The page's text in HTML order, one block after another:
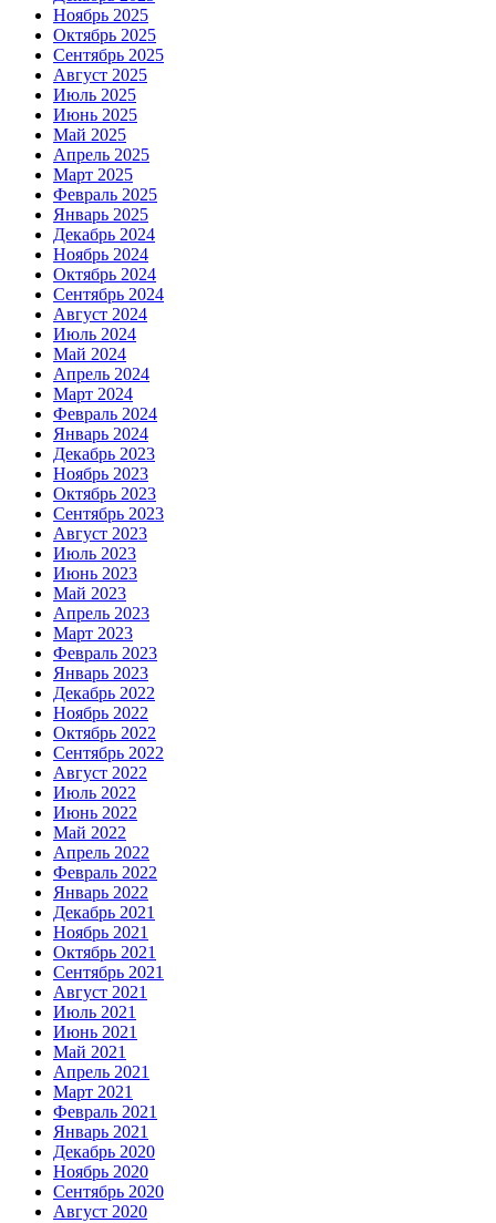
Ноябрь 2025
Октябрь 2025
Сентябрь 2025
Август 2025
Июль 2025
Июнь 2025
Май 2025
Апрель 2025
Март 2025
Февраль 2025
Январь 2025
Декабрь 2024
Ноябрь 2024
Октябрь 2024
Сентябрь 2024
Август 2024
Июль 2024
Май 2024
Апрель 2024
Март 2024
Февраль 2024
Январь 2024
Декабрь 2023
Ноябрь 2023
Октябрь 2023
Сентябрь 2023
Август 2023
Июль 2023
Июнь 2023
Май 2023
Апрель 2023
Март 2023
Февраль 2023
Январь 2023
Декабрь 2022
Ноябрь 2022
Октябрь 2022
Сентябрь 2022
Август 2022
Июль 2022
Июнь 2022
Май 2022
Апрель 2022
Февраль 2022
Январь 2022
Декабрь 2021
Ноябрь 2021
Октябрь 2021
Сентябрь 2021
Август 2021
Июль 2021
Июнь 2021
Май 2021
Апрель 2021
Март 2021
Февраль 2021
Январь 2021
Декабрь 2020
Ноябрь 2020
Сентябрь 2020
Август 2020